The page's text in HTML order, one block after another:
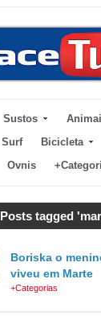
Sustos
Surf Bicicleta
Ovnis
Posts tagged
Boriska o
viveu em Marte
+Categorias